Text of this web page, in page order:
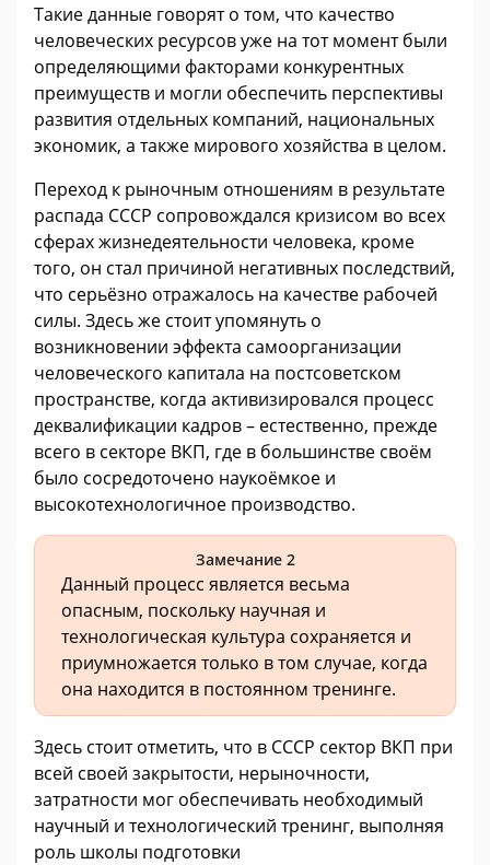
Такие данные говорят о том, что качество
человеческих ресурсов уже на тот момент были
определяющими факторами конкурентных
преимуществ и могли обеспечить перспективы
развития отдельных компаний, национальных
экономик, а также мирового хозяйства в целом.
Переход к рыночным отношениям в результате
распада СССР сопровождался кризисом во всех
сферах жизнедеятельности человека, кроме
того, он стал причиной негативных последствий,
что серьёзно отражалось на качестве рабочей
силы. Здесь же стоит упомянуть о
возникновении эффекта самоорганизации
человеческого капитала на постсоветском
пространстве, когда активизировался процесс
деквалификации кадров – естественно, прежде
всего в секторе ВКП, где в большинстве своём
было сосредоточено наукоёмкое и
высокотехнологичное производство.
Замечание 2
Данный процесс является весьма
опасным, поскольку научная и
технологическая культура сохраняется и
приумножается только в том случае, когда
она находится в постоянном тренинге.
Здесь стоит отметить, что в СССР сектор ВКП при
всей своей закрытости, нерыночности,
затратности мог обеспечивать необходимый
научный и технологический тренинг, выполняя
роль школы подготовки